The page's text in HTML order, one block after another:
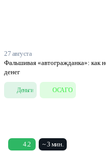
27 августа
Фальшивая «автогражданка»: как
денег
Деньги ОСАГО
4.2 ~ 3 мин.